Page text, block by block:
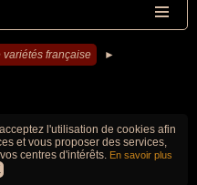
variétés française ►
l'utilisation de cookies afin
et vous proposer des services,
centres d'intérêts. En savoir plus